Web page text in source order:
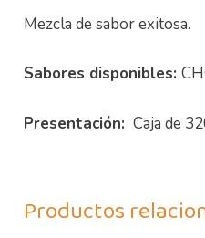
Mezcla de sabor exitosa.
Sabores disponibles:
Presentación: Caja de
Productos